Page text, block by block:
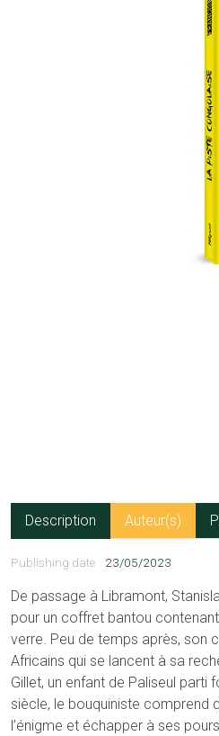
Description Auteur(s)
Publishing date 23/05/2023
De passage à Libramont,
pour un coffret bantou
verre. Peu de temps après, son
Africains qui se lancent à sa
Gillet, un enfant de Paliseul parti
siècle, le bouquiniste comprend
l’énigme et échapper à ses